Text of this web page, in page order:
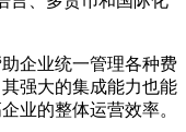
企业统一管理各种费
强大的集成能力也能
业的整体运营效率。